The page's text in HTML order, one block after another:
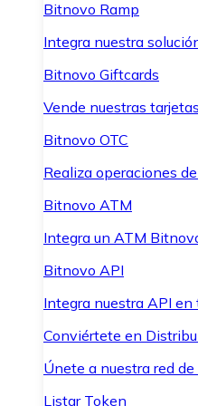
Bitnovo Ramp
Integra nuestra
Bitnovo Giftcards
Vende nuestras
Bitnovo OTC
Realiza operaciones
Bitnovo ATM
Integra un ATM
Bitnovo API
Integra nuestra API en
Conviértete en
Únete a nuestra red
Listar Token